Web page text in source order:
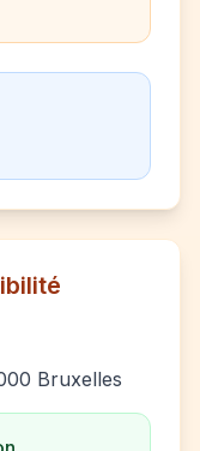
Bruxelles